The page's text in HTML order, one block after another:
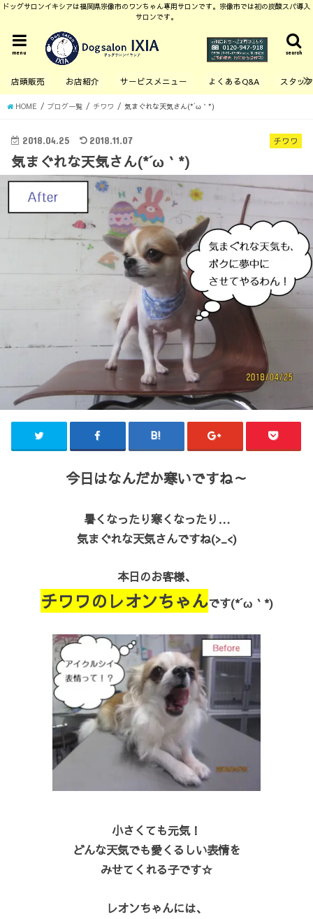
ドッグサロンイキシアは福岡県宗像市のワンちゃん専用サロンです。宗像市では初の炭酸スパ導入
サロンです。
search
menu
店頭販売 お店紹介 サービスメニュー よくあるQ&A スタッ
HOME ブログ一覧 チワワ 気まぐれな天気さん(*´ω｀*)
チワワ
2018.04.25 2018.11.07
気まぐれな天気さん(*´ω｀*)
今日はなんだか寒いですね～
暑くなったり寒くなったり…
気まぐれな天気さんですね(>_<)
本日のお客様、
チワワのレオンちゃんです(*´ω｀*)
小さくても元気！
どんな天気でも愛くるしい表情を
みせてくれる子です☆
レオンちゃんには、